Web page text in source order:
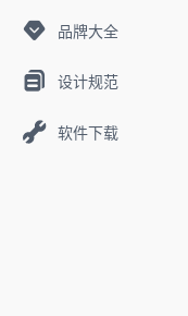
品牌大全
设计规范
软件下载